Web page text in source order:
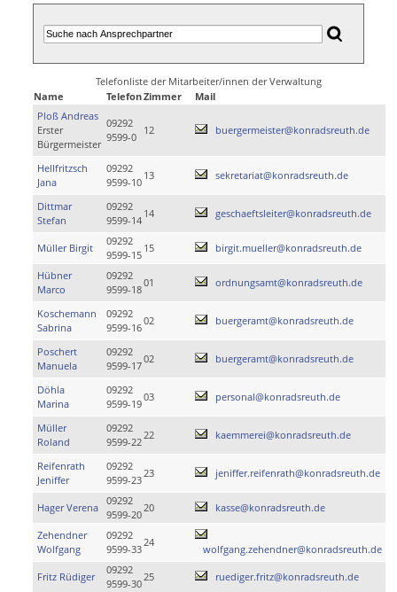
Telefonliste der Mitarbeiter/innen der Verwaltung
Name
TelefonZimmer
Mail
Ploß Andreas
Erster
Bürgermeister
09292
9599-0
12 buergermeister@konradsreuth.de
Hellfritzsch
Jana
09292
9599-10
13 sekretariat@konradsreuth.de
Dittmar
Stefan
09292
9599-14
14 geschaeftsleiter@konradsreuth.de
Müller Birgit
09292
9599-15
15 birgit.mueller@konradsreuth.de
Hübner
Marco
09292
9599-18
01 ordnungsamt@konradsreuth.de
Koschemann
Sabrina
09292
9599-16
02 buergeramt@konradsreuth.de
Poschert
Manuela
09292
9599-17
02 buergeramt@konradsreuth.de
Döhla
Marina
09292
9599-19
03 personal@konradsreuth.de
Müller
Roland
09292
9599-22
22 kaemmerei@konradsreuth.de
Reifenrath
Jeniffer
09292
9599-23
23 jeniffer.reifenrath@konradsreuth.de
Hager Verena
09292
9599-20
20 kasse@konradsreuth.de
Zehendner
Wolfgang
09292
9599-33
24
wolfgang.zehendner@konradsreuth.de
Fritz Rüdiger
09292
9599-30
25 ruediger.fritz@konradsreuth.de